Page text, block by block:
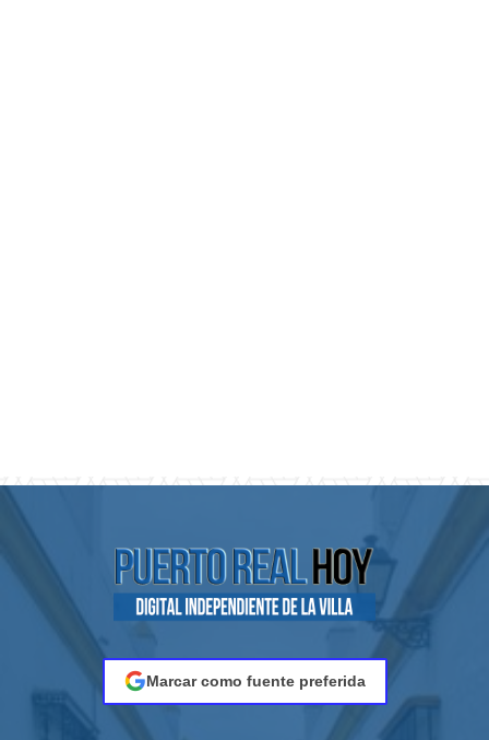
Marcar como fuente preferida